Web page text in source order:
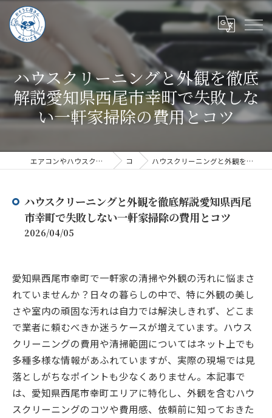
ハウスクリーニングと外観を徹底
解説愛知県西尾市幸町で失敗しな
い一軒家掃除の費用とコツ
エアコンやハウスクリーニングならハウスクリーニングあらいぐま コラム ハウスクリーニングと外観を徹底解説愛知県西尾市幸町で失敗しない一軒家掃除の費用とコツ
ハウスクリーニングと外観を徹底解説愛知県西尾
市幸町で失敗しない一軒家掃除の費用とコツ
2026/04/05
愛知県西尾市幸町で一軒家の清掃や外観の汚れに悩まさ
れていませんか？日々の暮らしの中で、特に外観の美し
さや室内の頑固な汚れは自力では解決しきれず、どこま
で業者に頼むべきか迷うケースが増えています。ハウス
クリーニングの費用や清掃範囲についてはネット上でも
多種多様な情報があふれていますが、実際の現場では見
落としがちなポイントも少なくありません。本記事で
は、愛知県西尾市幸町エリアに特化し、外観を含むハウ
スクリーニングのコツや費用感、依頼前に知っておきた